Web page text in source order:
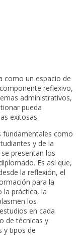
como un espacio de
reflexivo,
administrativos,
pueda
exitosas.
fundamentales como
y de la
presentan los
Es así que,
la reflexión, el
para la
práctica, la
los
en cada
de técnicas y
y tipos de